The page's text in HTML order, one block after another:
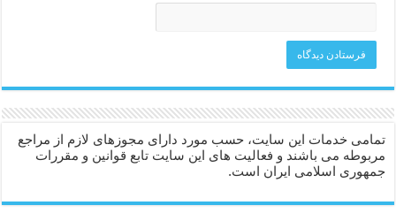
تمامی خدمات این سایت، حسب مورد دارای مجوزهای لازم از مراجع
مربوطه می باشند و فعالیت های این سایت تابع قوانین و مقررات
جمهوری اسلامی ایران است.